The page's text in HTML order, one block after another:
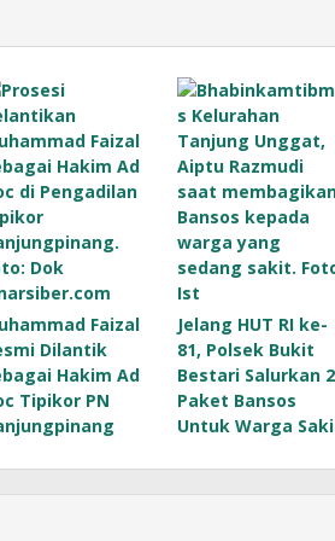
Faizal
Dilantik
Hakim Ad
Tipikor PN
Jelang HUT RI ke-
81, Polsek Bukit
Bestari Salurkan
Paket Bansos
Untuk Warga